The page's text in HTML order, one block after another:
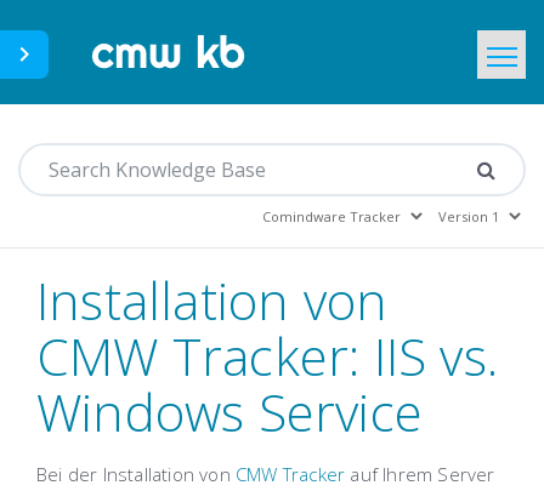
Installation von
CMW Tracker: IIS vs.
Windows Service
Bei der Installation von CMW Tracker auf Ihrem Server